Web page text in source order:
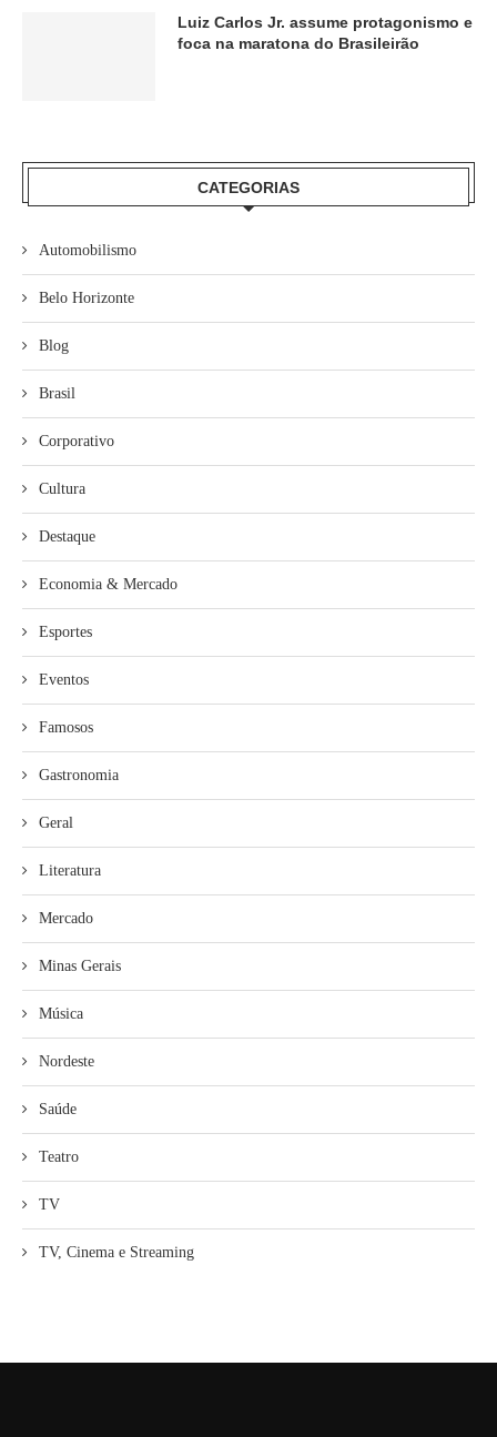
Luiz Carlos Jr. assume protagonismo e
foca na maratona do Brasileirão
CATEGORIAS
Automobilismo
Belo Horizonte
Blog
Brasil
Corporativo
Cultura
Destaque
Economia & Mercado
Esportes
Eventos
Famosos
Gastronomia
Geral
Literatura
Mercado
Minas Gerais
Música
Nordeste
Saúde
Teatro
TV
TV, Cinema e Streaming